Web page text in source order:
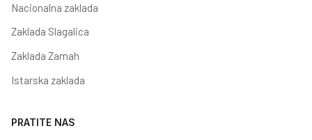
Nacionalna zaklada
Zaklada Slagalica
Zaklada Zamah
Istarska zaklada
PRATITE NAS